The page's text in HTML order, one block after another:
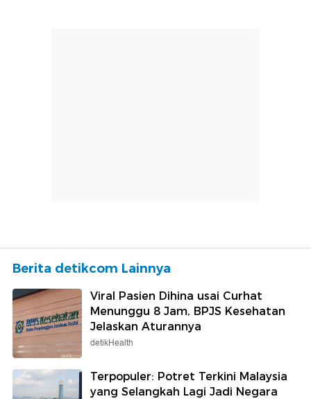
Berita detikcom Lainnya
Viral Pasien Dihina usai Curhat
Menunggu 8 Jam, BPJS Kesehatan
Jelaskan Aturannya
detikHealth
Terpopuler: Potret Terkini Malaysia
yang Selangkah Lagi Jadi Negara